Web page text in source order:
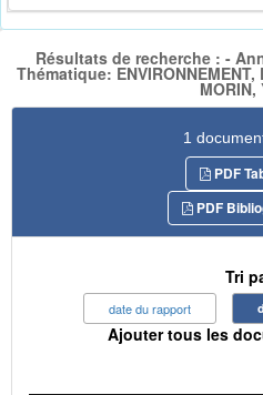
Résultats de recherche : -
Thématique:
MORIN,
1
PDF
PDF
Tri
date du rapport
Ajouter tous les